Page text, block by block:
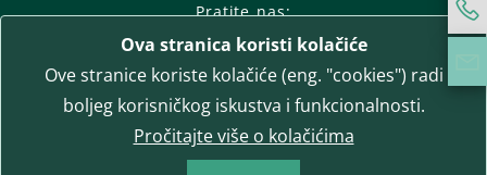
Pratite nas:
Facebook
Instagram
LinkedIn
Twitter
YouTube
WhatsApp
T-media d.o.o. | napredne komunikacije
Ova stranica koristi kolačiće
Ove stranice koriste kolačiće (eng. "cookies") radi
boljeg korisničkog iskustva i funkcionalnosti.
Pročitajte više o kolačićima